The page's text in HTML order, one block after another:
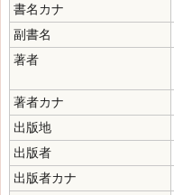
書名カナ
副書名
著者
著者カナ
出版地
出版者
出版者カナ